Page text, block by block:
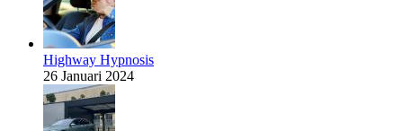
Highway Hypnosis
26 Januari 2024